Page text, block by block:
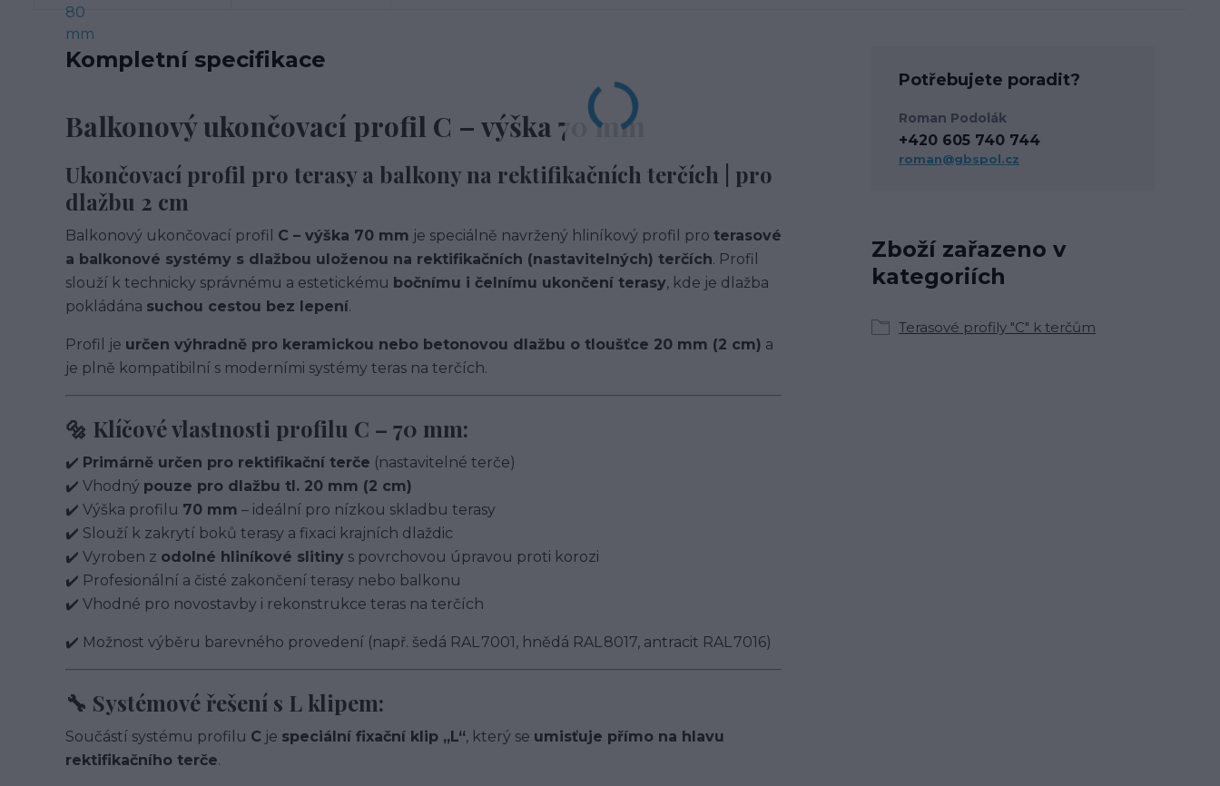
Kompletní specifikace
Balkonový ukončovací profil C – výška 70 mm
Ukončovací profil pro terasy a balkony na rektifikačních terčích | pro
dlažbu 2 cm
Balkonový ukončovací profil C – výška 70 mm je speciálně navržený hliníkový profil pro terasové
a balkonové systémy s dlažbou uloženou na rektifikačních (nastavitelných) terčích. Profil
slouží k technicky správnému a estetickému bočnímu i čelnímu ukončení terasy, kde je dlažba
pokládána suchou cestou bez lepení.
Profil je určen výhradně pro keramickou nebo betonovou dlažbu o tloušťce 20 mm (2 cm) a
je plně kompatibilní s moderními systémy teras na terčích.
🔩 Klíčové vlastnosti profilu C – 70 mm:
✔️ Primárně určen pro rektifikační terče (nastavitelné terče)
✔️ Vhodný pouze pro dlažbu tl. 20 mm (2 cm)
✔️ Výška profilu 70 mm – ideální pro nízkou skladbu terasy
✔️ Slouží k zakrytí boků terasy a fixaci krajních dlaždic
✔️ Vyroben z odolné hliníkové slitiny s povrchovou úpravou proti korozi
✔️ Profesionální a čisté zakončení terasy nebo balkonu
✔️ Vhodné pro novostavby i rekonstrukce teras na terčích
✔️ Možnost výběru barevného provedení (např. šedá RAL 7001, hnědá RAL 8017, antracit RAL 7016)
🔧 Systémové řešení s L klipem:
Součástí systému profilu C je speciální fixační klip „L“, který se umisťuje přímo na hlavu
rektifikačního terče.
Zboží zařazeno v
kategoriích
Terasové profily "C" k terčům
Potřebujete poradit?
Roman Podolák
+420 605 740 744
roman@gbspol.cz